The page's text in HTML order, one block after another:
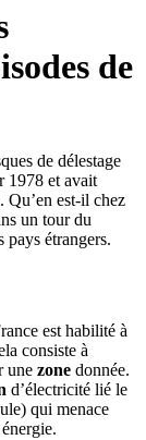
de
de délestage
1978 et avait
Qu’en est-il chez
un tour du
pays étrangers.
est habilité à
consiste à
une zone donnée.
d’électricité lié le
qui menace